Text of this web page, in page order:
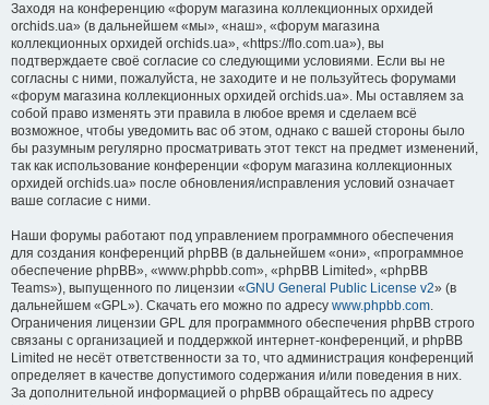
Заходя на конференцию «форум магазина коллекционных орхидей
orchids.ua» (в дальнейшем «мы», «наш», «форум магазина
коллекционных орхидей orchids.ua», «https://flo.com.ua»), вы
подтверждаете своё согласие со следующими условиями. Если вы не
согласны с ними, пожалуйста, не заходите и не пользуйтесь форумами
«форум магазина коллекционных орхидей orchids.ua». Мы оставляем за
собой право изменять эти правила в любое время и сделаем всё
возможное, чтобы уведомить вас об этом, однако с вашей стороны было
бы разумным регулярно просматривать этот текст на предмет изменений,
так как использование конференции «форум магазина коллекционных
орхидей orchids.ua» после обновления/исправления условий означает
ваше согласие с ними.
Наши форумы работают под управлением программного обеспечения
для создания конференций phpBB (в дальнейшем «они», «программное
обеспечение phpBB», «www.phpbb.com», «phpBB Limited», «phpBB
Teams»), выпущенного по лицензии «GNU General Public License v2» (в
дальнейшем «GPL»). Скачать его можно по адресу www.phpbb.com.
Ограничения лицензии GPL для программного обеспечения phpBB строго
связаны с организацией и поддержкой интернет-конференций, и phpBB
Limited не несёт ответственности за то, что администрация конференций
определяет в качестве допустимого содержания и/или поведения в них.
За дополнительной информацией о phpBB обращайтесь по адресу